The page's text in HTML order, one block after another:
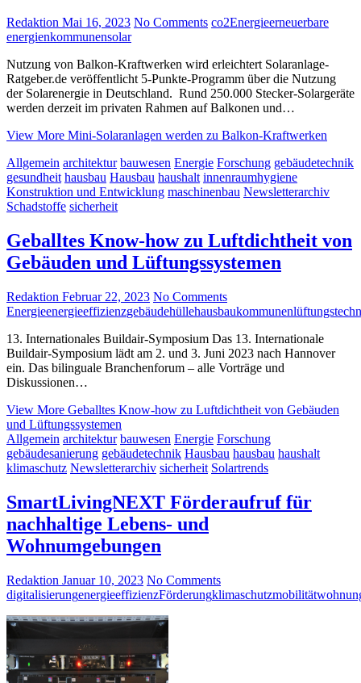
Redaktion Mai 16, 2023 No Comments co2Energieerneuerbare
energienkommunensolar
Nutzung von Balkon-Kraftwerken wird erleichtert Solaranlage-
Ratgeber.de veröffentlicht 5-Punkte-Programm über die Nutzung
der Solarenergie in Deutschland. Rund 250.000 Stecker-Solargeräte
werden derzeit im privaten Rahmen auf Balkonen und…
View More Mini-Solaranlagen werden zu Balkon-Kraftwerken
Allgemein architektur bauwesen Energie Forschung gebäudetechnik
gesundheit hausbau Hausbau haushalt innenraumhygiene
Konstruktion und Entwicklung maschinenbau Newsletterarchiv
Schadstoffe sicherheit
Geballtes Know-how zu Luftdichtheit von
Gebäuden und Lüftungssystemen
Redaktion Februar 22, 2023 No Comments
Energieenergieeffizienzgebäudehüllehausbaukommunen
13. Internationales Buildair-Symposium Das 13. Internationale
Buildair-Symposium lädt am 2. und 3. Juni 2023 nach Hannover
ein. Das bilinguale Branchenforum – alle Vorträge und
Diskussionen…
View More Geballtes Know-how zu Luftdichtheit von Gebäuden
und Lüftungssystemen
Allgemein architektur bauwesen Energie Forschung
gebäudesanierung gebäudetechnik Hausbau hausbau haushalt
klimaschutz Newsletterarchiv sicherheit Solartrends
SmartLivingNEXT Förderaufruf für
nachhaltige Lebens- und
Wohnumgebungen
Redaktion Januar 10, 2023 No Comments
digitalisierungenergieeffizienzFörderungklimaschutzmobilität